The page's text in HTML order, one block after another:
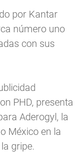
por Kantar
número uno
con sus
PHD, presenta
Aderogyl, la
México en la
gripe.